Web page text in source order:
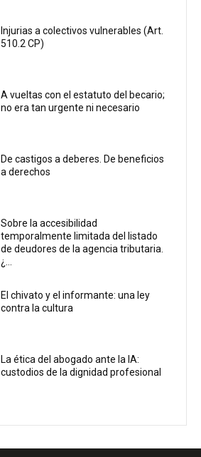
Injurias a colectivos vulnerables (Art.
510.2 CP)
A vueltas con el estatuto del becario;
no era tan urgente ni necesario
De castigos a deberes. De beneficios
a derechos
Sobre la accesibilidad
temporalmente limitada del listado
de deudores de la agencia tributaria.
¿...
El chivato y el informante: una ley
contra la cultura
La ética del abogado ante la IA:
custodios de la dignidad profesional